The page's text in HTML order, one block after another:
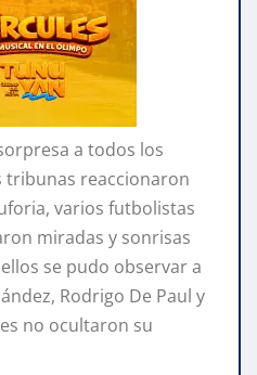
a todos los
tribunas reaccionaron
varios futbolistas
miradas y sonrisas
se pudo observar a
Rodrigo De Paul y
no ocultaron su